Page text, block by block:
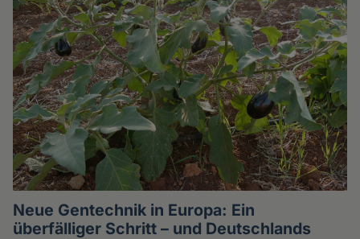
Neue Gentechnik in Europa: Ein
überfälliger Schritt – und Deutschlands